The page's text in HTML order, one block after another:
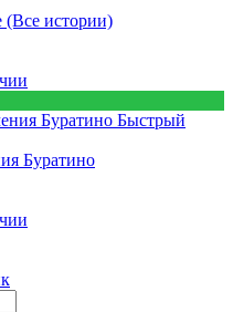
(Все истории)
Быстрый
Буратино